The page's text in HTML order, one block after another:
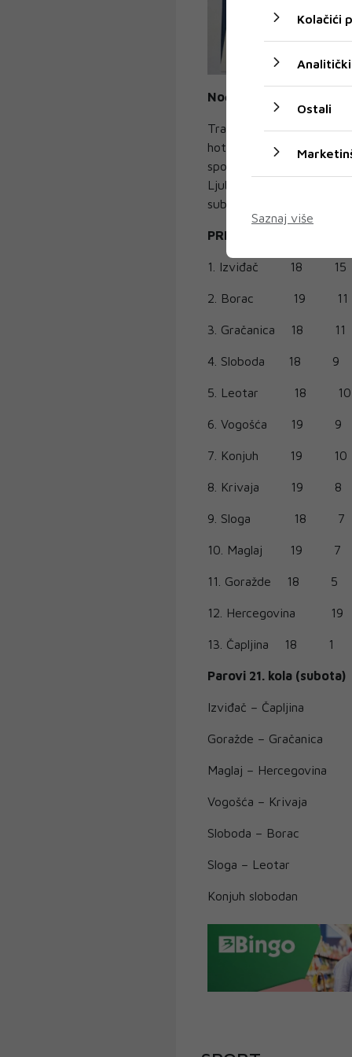
Noć Izviđača 12. travnja
Tradicionalna Noć
hotelu Bigeste
sponzore Izviđača, s
Ljubuškom. Cijena
subjekte.
PREMIJER LIGA
1. Izviđač 18 15
2. Borac 19 11
3. Gračanica 18 11
4. Sloboda 18 9
5. Leotar 18 10
6. Vogošća 19 9
7. Konjuh 19 10
8. Krivaja 19 8
9. Sloga 18 7
10. Maglaj 19 7
11. Goražde 18 5
12. Hercegovina 19
13. Čapljina 18 1
Parovi 21. kola (subota)
Izviđač – Čapljina
Goražde – Gračanica
Maglaj – Hercegovina
Vogošća – Krivaja
Sloboda – Borac
Sloga – Leotar
Konjuh slobodan
Kolačići
Analitički
Ostali
Saznaj više